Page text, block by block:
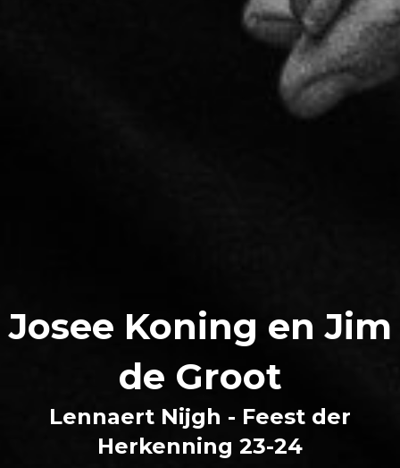
Josee Koning en Jim
de Groot
Lennaert Nijgh - Feest der
Herkenning 23-24